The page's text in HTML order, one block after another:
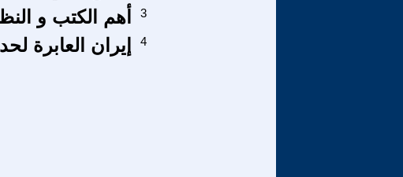
أهم الكتب و 3
إيران العابرة 4